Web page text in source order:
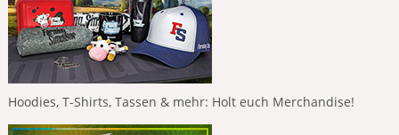
Hoodies, T-Shirts, Tassen & mehr: Holt euch Merchandise!